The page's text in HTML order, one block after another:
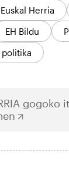
Euskal Herria
EH Bildu
politika
gogoko